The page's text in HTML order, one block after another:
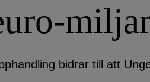
bidrar till att